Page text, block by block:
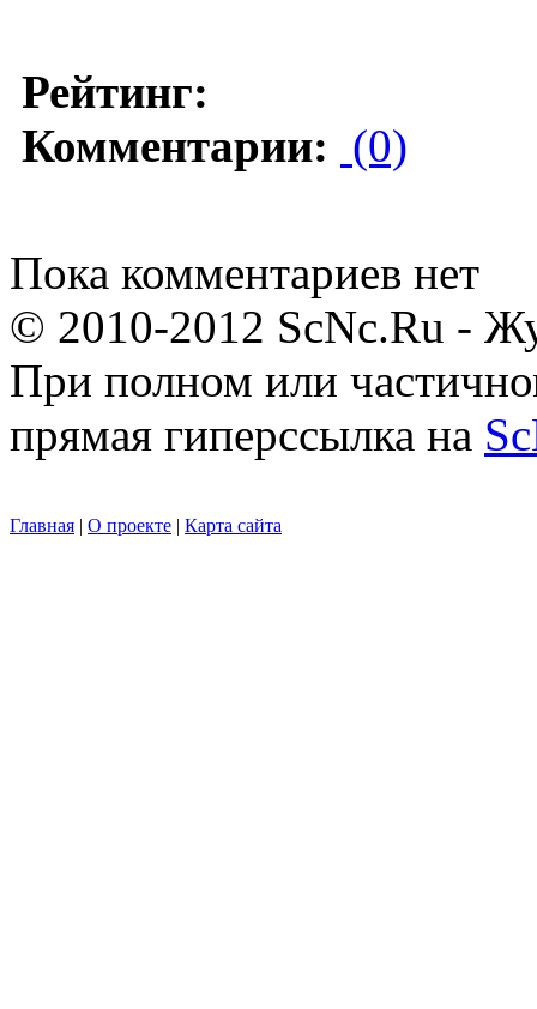
Рейтинг:
Комментарии: (0)
Пока комментариев нет
© 2010-2012 ScNc.Ru -
При полном или
прямая гиперссылка на
Главная | О проекте | Карта сайта